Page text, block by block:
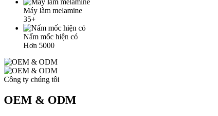
Máy làm melamine
35+
Nấm mốc hiện có
Hơn 5000
Công ty chúng tôi
OEM & ODM